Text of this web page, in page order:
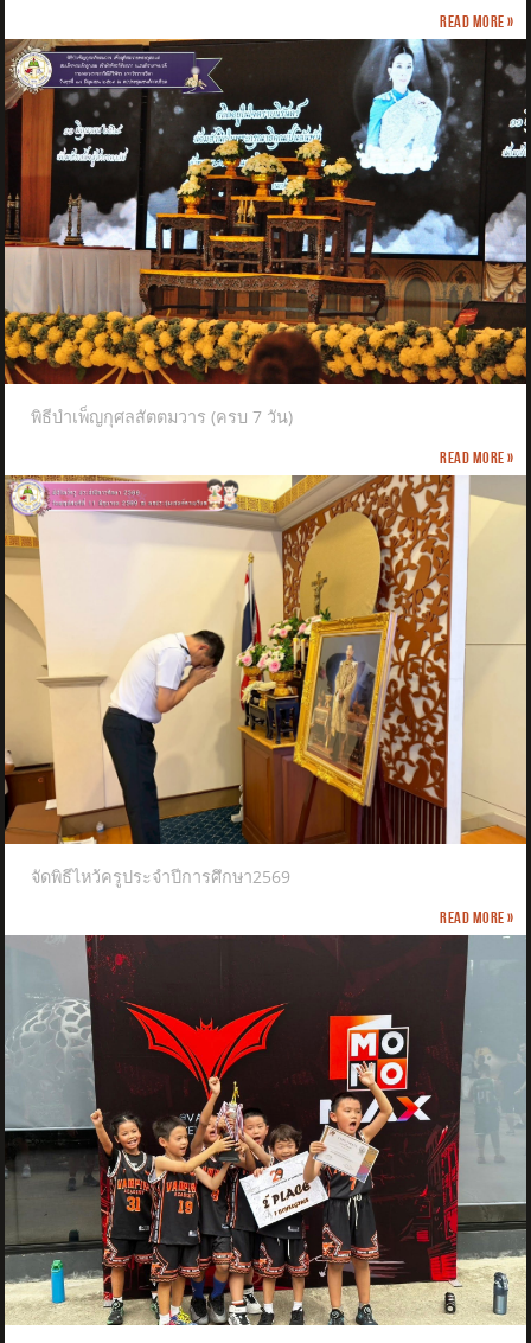
Read more »
พิธีบำเพ็ญกุศลสัตตมวาร (ครบ 7 วัน)
Read more »
จัดพิธีไหว้ครูประจำปีการศึกษา2569
Read more »